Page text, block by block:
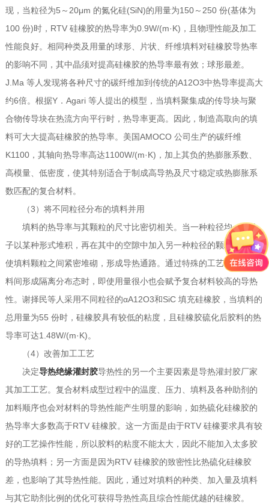
现，当粒径为5～20μm 的氮化硅(SiN)的用量为150～250 份(基体为
100 份)时，RTV 硅橡胶的热导率为0.9W/(m·K)，且物理性能及加工
性能良好。相同种类及用量的球形、片状、纤维填料对硅橡胶导热率
的影响不同，其中晶须对提高硅橡胶的热导率最有效；球形最差。
J.Ma 等人发现将各种尺寸的碳纤维加到传统的A12O3中热导率提高大
约6倍。根据Y．Agari 等人提出的模型，当填料聚集成的传导块与聚
合物传导块在热流方向平行时，热导率更高。因此，制造高取向的填
料可大大提高硅橡胶的热导率。美国AMOCO 公司生产的碳纤维
K1100，其轴向热导率高达1100W/(m·K)，加上其负的热膨胀系数、
高模量、低密度，使其特别适合于制成高导热及尺寸稳定或热膨胀系
数匹配的复合材料。
（3）将不同粒径分布的填料并用
填料的热导率与其颗粒的尺寸比密切相关。当一种粒径均一的粒
子以某种形式堆积，再在其中的空隙中加入另一种粒径的颗粒时，可
使填料颗粒之间紧密堆砌，形成导热通路。通过特殊的工艺使导热填
料间形成隔离分布态时，即使用量很小也会赋予复合材料较高的导热
性。谢择民等人采用不同粒径的αA12O3和SiC 填充硅橡胶，当填料的
总用量为55 份时，硅橡胶具有较低的粘度，且硅橡胶硫化后胶料的热
导率可达1.48W/(m·K)。
（4）改善加工工艺
决定导热绝缘灌封胶导热性的另一个主要因素是导热灌封胶厂家
其加工工艺。复合材料成型过程中的温度、压力、填料及各种助剂的
加料顺序也会对材料的导热性能产生明显的影响，如热硫化硅橡胶的
热导率大多数高于RTV 硅橡胶。这一方面是由于RTV 硅橡要求具有较
好的工艺操作性能，所以胶料的粘度不能太大，因此不能加入太多胶
的导热填料；另一方面是因为RTV 硅橡胶的致密性比热硫化硅橡胶
差，也影响了其导热性能。因此，通过对填料的种类、加入量及填料
与其它助剂比例的优化可获得导热性高且综合性能优越的硅橡胶。